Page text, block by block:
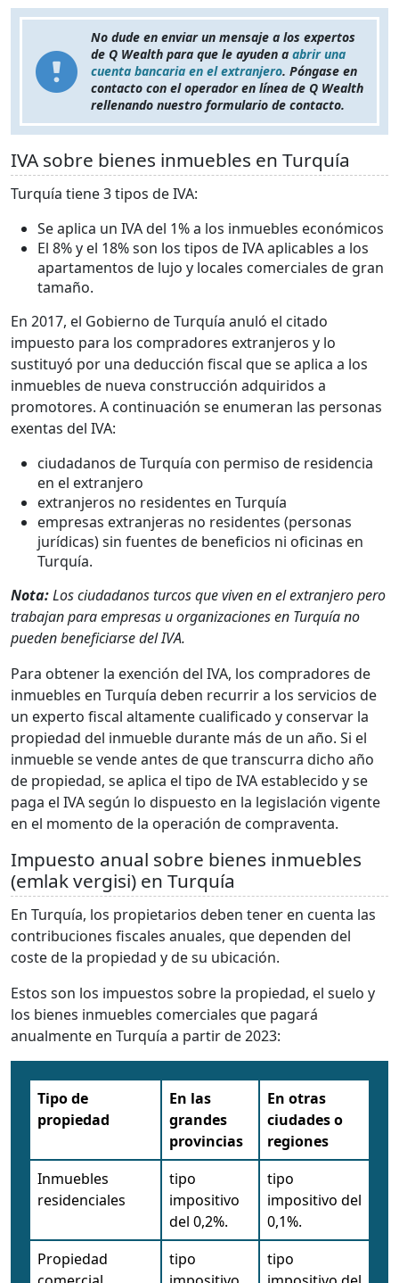
No dude en enviar un mensaje a los expertos
de Q Wealth para que le ayuden a abrir una
cuenta bancaria en el extranjero. Póngase en
contacto con el operador en línea de Q Wealth
rellenando nuestro formulario de contacto.
IVA sobre bienes inmuebles en Turquía
Turquía tiene 3 tipos de IVA:
Se aplica un IVA del 1% a los inmuebles económicos
El 8% y el 18% son los tipos de IVA aplicables a los
apartamentos de lujo y locales comerciales de gran
tamaño.
En 2017, el Gobierno de Turquía anuló el citado
impuesto para los compradores extranjeros y lo
sustituyó por una deducción fiscal que se aplica a los
inmuebles de nueva construcción adquiridos a
promotores. A continuación se enumeran las personas
exentas del IVA:
ciudadanos de Turquía con permiso de residencia
en el extranjero
extranjeros no residentes en Turquía
empresas extranjeras no residentes (personas
jurídicas) sin fuentes de beneficios ni oficinas en
Turquía.
Nota:Los ciudadanos turcos que viven en el extranjero pero
trabajan para empresas u organizaciones en Turquía no
pueden beneficiarse del IVA.
Para obtener la exención del IVA, los compradores de
inmuebles en Turquía deben recurrir a los servicios de
un experto fiscal altamente cualificado y conservar la
propiedad del inmueble durante más de un año. Si el
inmueble se vende antes de que transcurra dicho año
de propiedad, se aplica el tipo de IVA establecido y se
paga el IVA según lo dispuesto en la legislación vigente
en el momento de la operación de compraventa.
Impuesto anual sobre bienes inmuebles
(emlak vergisi) en Turquía
En Turquía, los propietarios deben tener en cuenta las
contribuciones fiscales anuales, que dependen del
coste de la propiedad y de su ubicación.
Estos son los impuestos sobre la propiedad, el suelo y
los bienes inmuebles comerciales que pagará
anualmente en Turquía a partir de 2023:
Tipo de
propiedad
En las
grandes
provincias
En otras
ciudades o
regiones
Inmuebles
residenciales
tipo
impositivo
del 0,2%.
tipo
impositivo del
0,1%.
Propiedad
tipo
tipo